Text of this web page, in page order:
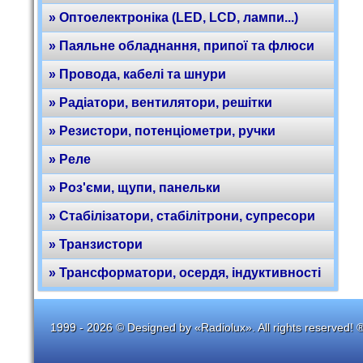
» Оптоелектроніка (LED, LCD, лампи...)
» Паяльне обладнання, припої та флюси
» Провода, кабелі та шнури
» Радіатори, вентилятори, решітки
» Резистори, потенціометри, ручки
» Реле
» Роз'єми, щупи, панельки
» Стабілізатори, стабілітрони, супресори
» Транзистори
» Трансформатори, осердя, індуктивності
1999 - 2026 © Designed by «Radiolux». All rights reserved!